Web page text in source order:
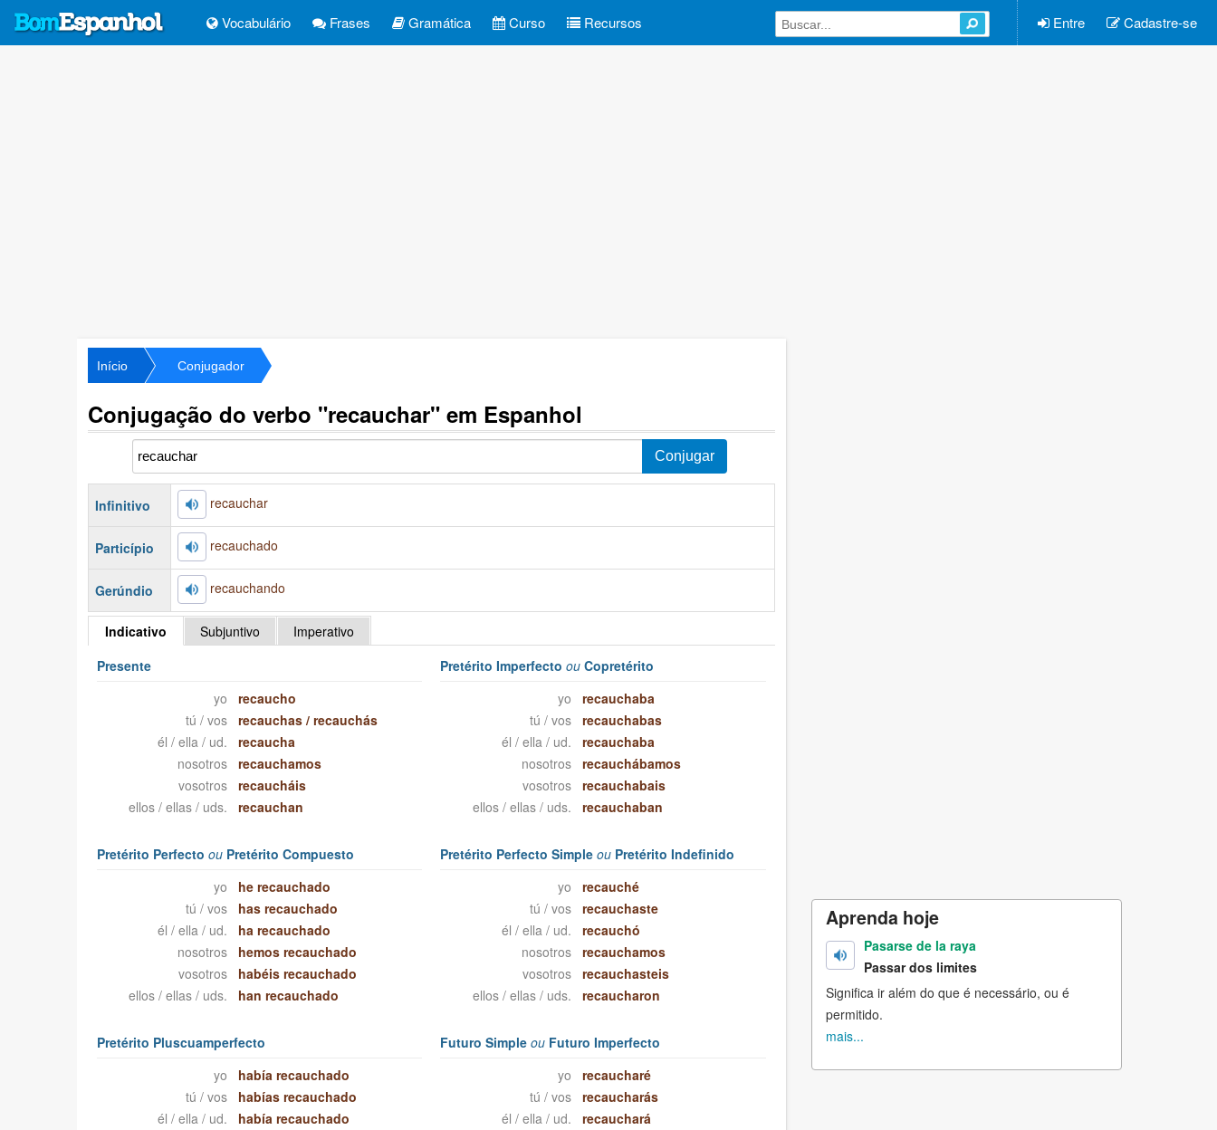
Vocabulário Frases Gramática Curso Recursos Entre Cadastre-se
Início Conjugador
Conjugação do verbo "recauchar" em Espanhol
Infinitivo recauchar
Particípio recauchado
Gerúndio recauchando
Indicativo Subjuntivo
Imperativo
Presente
yo
recaucho
tú / vos
recauchas /recauchás
él / ella / ud.
recaucha
nosotros
recauchamos
vosotros
recaucháis
ellos / ellas / uds.
recauchan
Pretérito Imperfectoou Copretérito
yo
recauchaba
tú / vos
recauchabas
él / ella / ud.
recauchaba
nosotros
recauchábamos
vosotros
recauchabais
ellos / ellas / uds.
recauchaban
Pretérito Perfecto ouPretérito Compuesto
yo
he recauchado
tú / vos
has recauchado
él / ella / ud.
ha recauchado
nosotros
hemos recauchado
vosotros
habéis recauchado
ellos / ellas / uds.
han recauchado
Pretérito Perfecto Simpleou Pretérito Indefinido
yo
recauché
tú / vos
recauchaste
él / ella / ud.
recauchó
nosotros
recauchamos
vosotros
recauchasteis
ellos / ellas / uds.
recaucharon
Pretérito Pluscuamperfecto
yo
había recauchado
tú / vos
habías recauchado
él / ella / ud.
había recauchado
Futuro Simpleou Futuro Imperfecto
yo
recaucharé
tú / vos
recaucharás
él / ella / ud.
recauchará
Aprenda hoje
Pasarse de la raya
Passar dos limites
Significa ir além do que é necessário, ou é
permitido.
mais...